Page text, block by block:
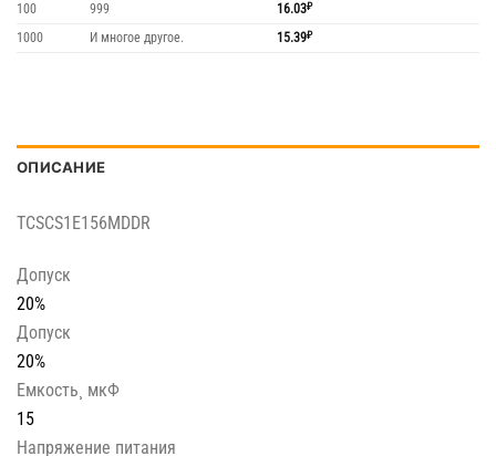
100 999 16.03₽
1000 И многое другое. 15.39₽
ОПИСАНИЕ
TCSCS1E156MDDR
Допуск
20%
Допуск
20%
Емкость¸ мкФ
15
Напряжение питания